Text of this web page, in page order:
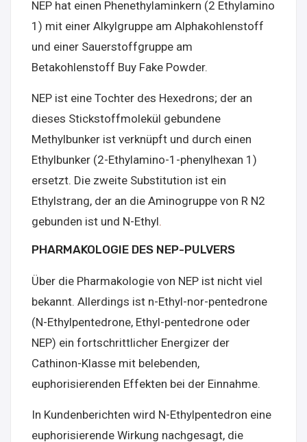
NEP hat einen Phenethylaminkern (2 Ethylamino
1) mit einer Alkylgruppe am Alphakohlenstoff
und einer Sauerstoffgruppe am
Betakohlenstoff Buy Fake Powder.
NEP ist eine Tochter des Hexedrons; der an
dieses Stickstoffmolekül gebundene
Methylbunker ist verknüpft und durch einen
Ethylbunker (2-Ethylamino-1-phenylhexan 1)
ersetzt. Die zweite Substitution ist ein
Ethylstrang, der an die Aminogruppe von R N2
gebunden ist und N-Ethyl.
PHARMAKOLOGIE DES NEP-PULVERS
Über die Pharmakologie von NEP ist nicht viel
bekannt. Allerdings ist n-Ethyl-nor-pentedrone
(N-Ethylpentedrone, Ethyl-pentedrone oder
NEP) ein fortschrittlicher Energizer der
Cathinon-Klasse mit belebenden,
euphorisierenden Effekten bei der Einnahme.
In Kundenberichten wird N-Ethylpentedron eine
euphorisierende Wirkung nachgesagt, die